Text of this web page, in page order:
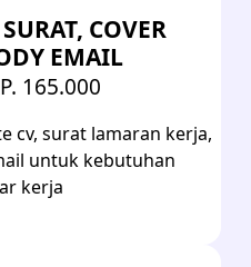
COVER
EMAIL
165.000
cv, surat lamaran kerja,
untuk kebutuhan
kerja